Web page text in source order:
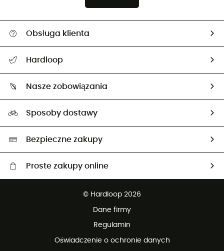
Obsługa klienta
Śledzenie przesyłki
Zwrot artykułów i zwrot środków
Hardloop
Nasze zobowiązania
Neutralność węglowa
Wybrane produkty eko
Sposoby dostawy
Bezpieczne zakupy
Proste zakupy online
© Hardloop 2026
Dane firmy
Regulamin
Oświadczenie o ochronie danych